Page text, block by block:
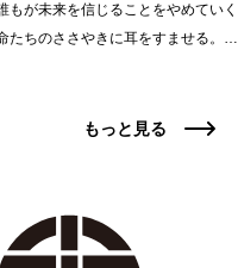
もが未来を信じることをやめていく
たちのささやきに耳をすませる。…
もっと見る